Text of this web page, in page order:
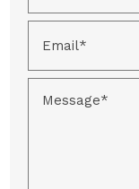
Email*
Message*